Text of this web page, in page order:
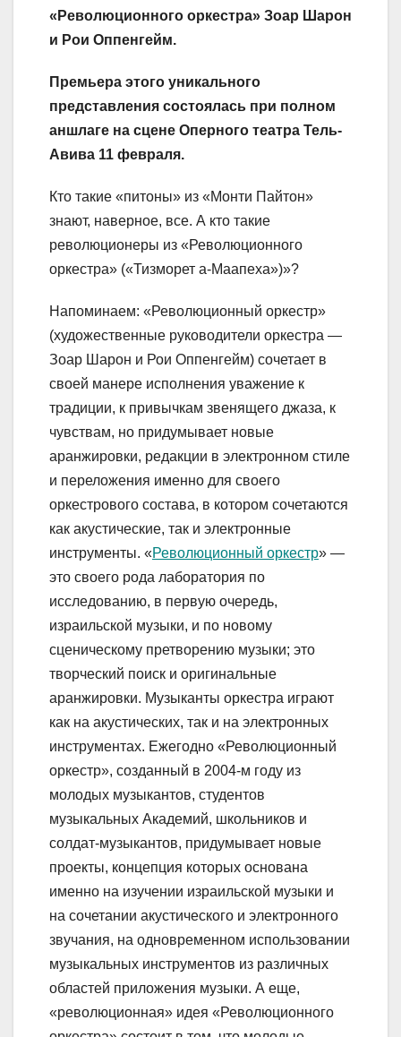
«Революционного оркестра» Зоар Шарон
и Рои Оппенгейм.
Премьера этого уникального
представления состоялась при полном
аншлаге на сцене Оперного театра Тель-
Авива 11 февраля.
Кто такие «питоны» из «Монти Пайтон»
знают, наверное, все. А кто такие
революционеры из «Революционного
оркестра» («Тизморет а-Маапеха»)»?
Напоминаем: «Революционный оркестр»
(художественные руководители оркестра —
Зоар Шарон и Рои Оппенгейм) сочетает в
своей манере исполнения уважение к
традиции, к привычкам звенящего джаза, к
чувствам, но придумывает новые
аранжировки, редакции в электронном стиле
и переложения именно для своего
оркестрового состава, в котором сочетаются
как акустические, так и электронные
инструменты. «Революционный оркестр» —
это своего рода лаборатория по
исследованию, в первую очередь,
израильской музыки, и по новому
сценическому претворению музыки; это
творческий поиск и оригинальные
аранжировки. Музыканты оркестра играют
как на акустических, так и на электронных
инструментах. Ежегодно «Революционный
оркестр», созданный в 2004-м году из
молодых музыкантов, студентов
музыкальных Академий, школьников и
солдат-музыкантов, придумывает новые
проекты, концепция которых основана
именно на изучении израильской музыки и
на сочетании акустического и электронного
звучания, на одновременном использовании
музыкальных инструментов из различных
областей приложения музыки. А еще,
«революционная» идея «Революционного